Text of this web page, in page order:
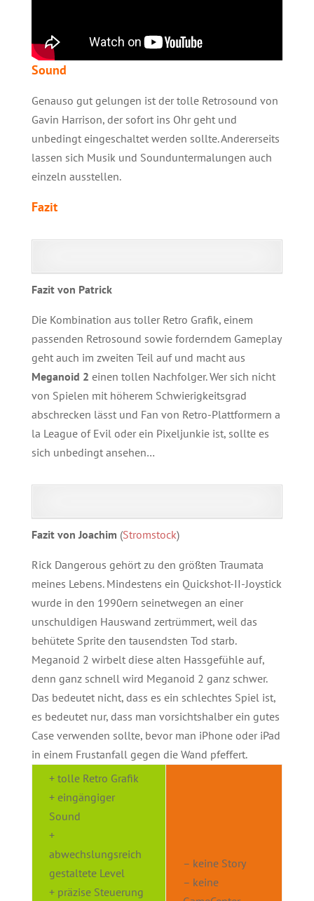
Sound
Genauso gut gelungen ist der tolle Retrosound von
Gavin Harrison, der sofort ins Ohr geht und
unbedingt eingeschaltet werden sollte. Andererseits
lassen sich Musik und Sounduntermalungen auch
einzeln ausstellen.
Fazit
Fazit von Patrick
Die Kombination aus toller Retro Grafik, einem
passenden Retrosound sowie forderndem Gameplay
geht auch im zweiten Teil auf und macht aus
Meganoid 2 einen tollen Nachfolger. Wer sich nicht
von Spielen mit höherem Schwierigkeitsgrad
abschrecken lässt und Fan von Retro-Plattformern a
la League of Evil oder ein Pixeljunkie ist, sollte es
sich unbedingt ansehen…
Fazit von Joachim (Stromstock)
Rick Dangerous gehört zu den größten Traumata
meines Lebens. Mindestens ein Quickshot-II-Joystick
wurde in den 1990ern seinetwegen an einer
unschuldigen Hauswand zertrümmert, weil das
behütete Sprite den tausendsten Tod starb.
Meganoid 2 wirbelt diese alten Hassgefühle auf,
denn ganz schnell wird Meganoid 2 ganz schwer.
Das bedeutet nicht, dass es ein schlechtes Spiel ist,
es bedeutet nur, dass man vorsichtshalber ein gutes
Case verwenden sollte, bevor man iPhone oder iPad
in einem Frustanfall gegen die Wand pfeffert.
+ tolle Retro Grafik
+ eingängiger
Sound
+
abwechslungsreich
gestaltete Level
+ präzise Steuerung
– keine Story
– keine